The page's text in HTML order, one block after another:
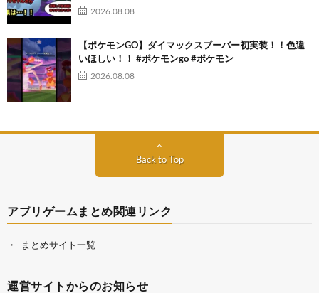
2026.08.08
【ポケモンGO】ダイマックスブーバー初実装！！色違
いほしい！！ #ポケモンgo #ポケモン
2026.08.08
Back to Top
アプリゲームまとめ関連リンク
まとめサイト一覧
運営サイトからのお知らせ